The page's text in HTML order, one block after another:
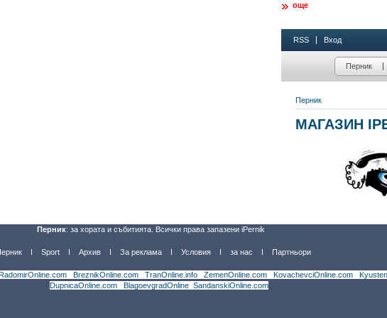
още
Перник: за хората и събитията. Всички права запазени iPernik
Sport Архив За реклама Условия за нас Партньори
BreznikOnline.com TranOnline.info ZemenOnline.com KovachevciOnline.com
DupnicaOnline.com
BlagoevgradOnline SandanskiOnline.com